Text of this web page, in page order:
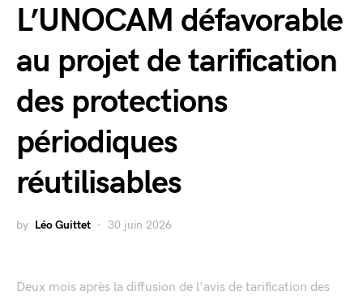
L’UNOCAM défavorable
au projet de tarification
des protections
périodiques
réutilisables
by Léo Guittet 30 juin 2026
Deux mois après la diffusion de l'avis de tarification des